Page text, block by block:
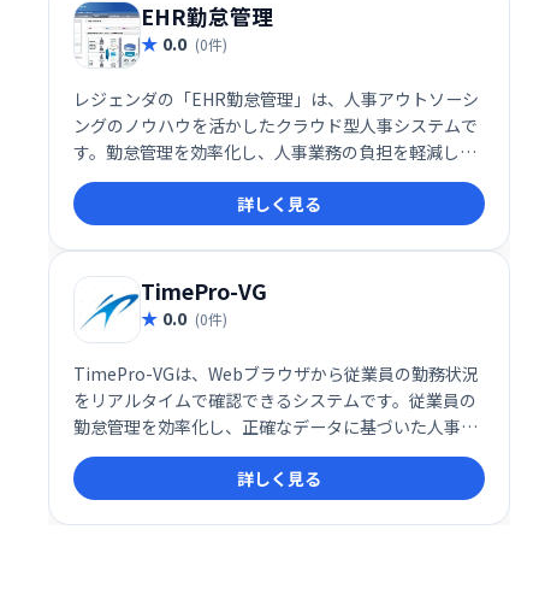
EHR勤怠管理
0.0 (0件)
レジェンダの「EHR勤怠管理」は、人事アウトソーシ
ングのノウハウを活かしたクラウド型人事システムで
す。勤怠管理を効率化し、人事業務の負担を軽減しま
す。
詳しく見る
TimePro-VG
0.0 (0件)
TimePro-VGは、Webブラウザから従業員の勤務状況
をリアルタイムで確認できるシステムです。従業員の
勤怠管理を効率化し、正確なデータに基づいた人事管
理を支援します。 リアルタイムな把握により、迅速な
対応や業務改善にも役立ちます。
詳しく見る